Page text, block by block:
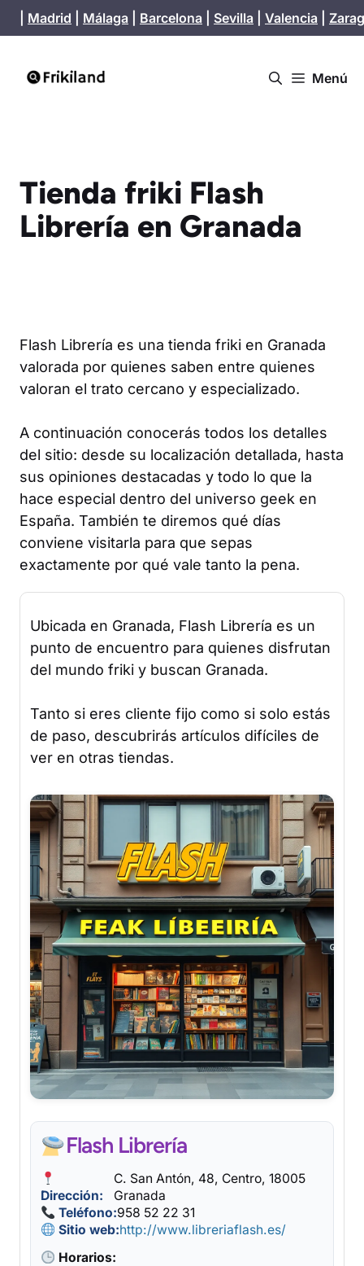
Saltar
al
Madrid Málaga Barcelona Sevilla Valencia
Menú
Tienda friki Flash
Librería en Granada
Flash Librería es una tienda friki en Granada
valorada por quienes saben entre quienes
valoran el trato cercano y especializado.
A continuación conocerás todos los detalles
del sitio: desde su localización detallada, hasta
sus opiniones destacadas y todo lo que la
hace especial dentro del universo geek en
España. También te diremos qué días
conviene visitarla para que sepas
exactamente por qué vale tanto la pena.
Ubicada en Granada, Flash Librería es un
punto de encuentro para quienes disfrutan
del mundo friki y buscan Granada.
Tanto si eres cliente fijo como si solo estás
de paso, descubrirás artículos difíciles de
ver en otras tiendas.
Flash Librería
Dirección:
C. San Antón, 48, Centro, 18005
Granada
Teléfono:958 52 22 31
Sitio web:http://www.libreriaflash.es/
Horarios: